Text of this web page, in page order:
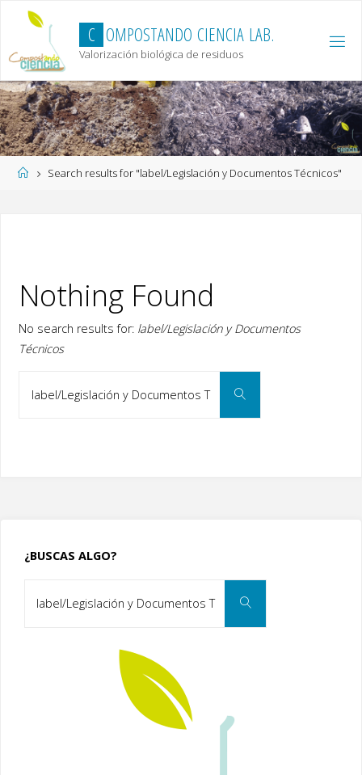
content
C OMPOSTANDO CIENCIA LAB.
Valorización biológica de residuos
HomeSearch results for "label/Legislación y Documentos Técnicos"
Nothing Found
No search results for: label/Legislación y Documentos
Técnicos
Search
¿BUSCAS ALGO?
Search